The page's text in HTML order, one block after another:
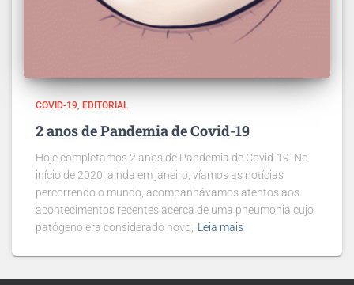
COVID-19 EDITORIAL
2 anos de Pandemia de Covid-19
Hoje completamos 2 anos de Pandemia de Covid-19. No
início de 2020, ainda em janeiro, víamos as notícias
percorrendo o mundo, acompanhávamos atentos aos
acontecimentos recentes acerca de uma pneumonia cujo
patógeno era considerado novo, Leia mais